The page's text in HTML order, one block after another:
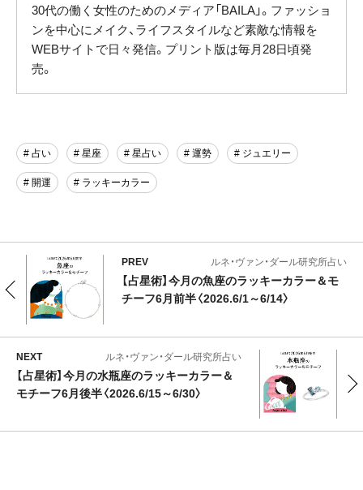
30代の働く女性のためのメディア「BAILA」。ファッショ
ンを中心にメイク、ライフスタイルなど素敵な情報を
WEBサイトで日々発信。プリント版は毎月28日頃発
売。
# 占い # 星座 # 星占い # 運勢 # ジュエリー
# 開運 # ラッキーカラー
PREV ルネ・ヴァン・ダール研究所占い
【占星術】今月の魚座のラッキーカラー＆モ
チーフ6月前半〈2026.6/1～6/14〉
NEXT ルネ・ヴァン・ダール研究所占い
【占星術】今月の水瓶座のラッキーカラー＆
モチーフ6月後半〈2026.6/15～6/30〉